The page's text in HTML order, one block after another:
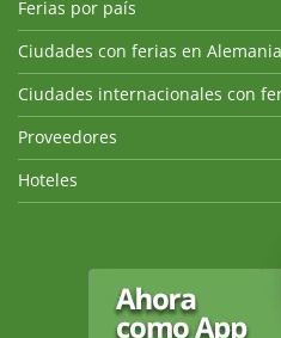
Ferias por país
Ciudades con ferias en Alemania
Ciudades internacionales con
Proveedores
Hoteles